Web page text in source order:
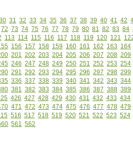
31 32 33 34 35 36 37 38 39 40 41 42
72 73 74 75 76 77 78 79 80 81 82 83 84
113 114 115 116 117 118 119 120 121
156 157 158 159 160 161 162 163 164
201 202 203 204 205 206 207 208 209
246 247 248 249 250 251 252 253 254
291 292 293 294 295 296 297 298 299
336 337 338 339 340 341 342 343 344
381 382 383 384 385 386 387 388 389
426 427 428 429 430 431 432 433 434
471 472 473 474 475 476 477 478 479
516 517 518 519 520 521 522 523 524
561 562